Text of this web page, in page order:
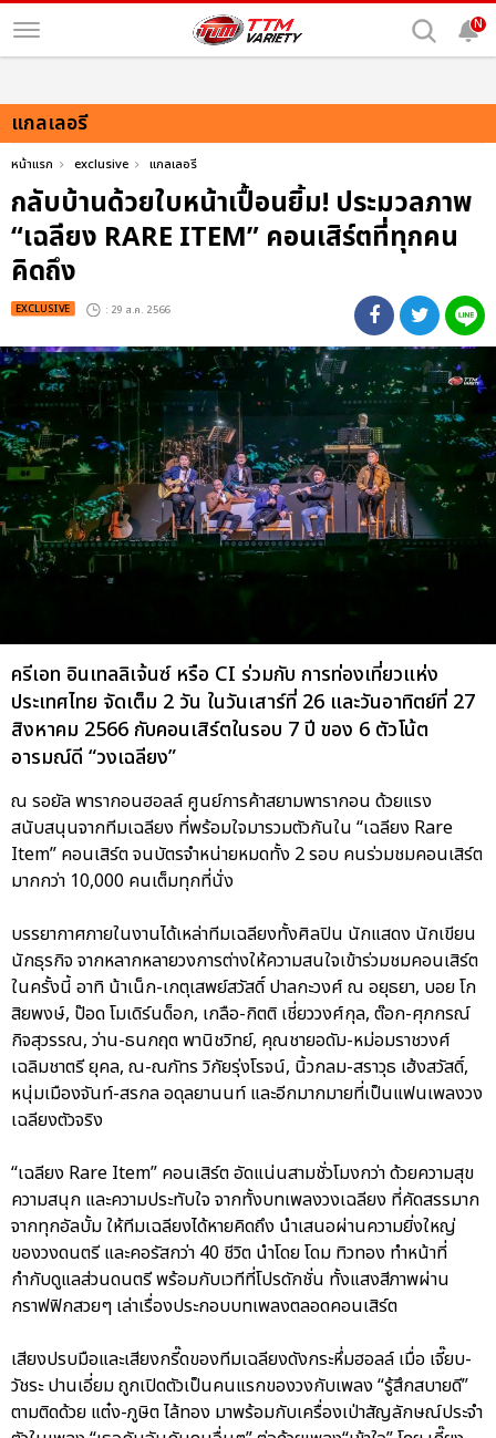
N
แกลเลอรี
หน้าแรก exclusive แกลเลอรี
กลับบ้านด้วยใบหน้าเปื้อนยิ้ม! ประมวลภาพ
“เฉลียง RARE ITEM” คอนเสิร์ตที่ทุกคน
คิดถึง
EXCLUSIVE : 29 ส.ค. 2566
ครีเอท อินเทลลิเจ้นซ์ หรือ CI ร่วมกับ การท่องเที่ยวแห่ง
ประเทศไทย จัดเต็ม 2 วัน ในวันเสาร์ที่ 26 และวันอาทิตย์ที่ 27
สิงหาคม 2566 กับคอนเสิร์ตในรอบ 7 ปี ของ 6 ตัวโน้ต
อารมณ์ดี “วงเฉลียง”
ณ รอยัล พารากอนฮอลล์ ศูนย์การค้าสยามพารากอน ด้วยแรง
สนับสนุนจากทีมเฉลียง ที่พร้อมใจมารวมตัวกันใน “เฉลียง Rare
Item” คอนเสิร์ต จนบัตรจำหน่ายหมดทั้ง 2 รอบ คนร่วมชมคอนเสิร์ต
มากกว่า 10,000 คนเต็มทุกที่นั่ง
บรรยากาศภายในงานได้เหล่าทีมเฉลียงทั้งศิลปิน นักแสดง นักเขียน
นักธุรกิจ จากหลากหลายวงการต่างให้ความสนใจเข้าร่วมชมคอนเสิร์ต
ในครั้งนี้ อาทิ น้าเน็ก-เกตุเสพย์สวัสดิ์ ปาลกะวงศ์ ณ อยุธยา, บอย โก
สิยพงษ์, ป๊อด โมเดิร์นด็อก, เกลือ-กิตติ เชี่ยววงศ์กุล, ต๊อก-ศุภกรณ์
กิจสุวรรณ, ว่าน-ธนกฤต พานิชวิทย์, คุณชายอดัม-หม่อมราชวงศ์
เฉลิมชาตรี ยุคล, ณ-ณภัทร วิกัยรุ่งโรจน์, นิ้วกลม-สราวุธ เฮ้งสวัสดิ์,
หนุ่มเมืองจันท์-สรกล อดุลยานนท์ และอีกมากมายที่เป็นแฟนเพลงวง
เฉลียงตัวจริง
“เฉลียง Rare Item” คอนเสิร์ต อัดแน่นสามชั่วโมงกว่า ด้วยความสุข
ความสนุก และความประทับใจ จากทั้งบทเพลงวงเฉลียง ที่คัดสรรมาก
จากทุกอัลบั้ม ให้ทีมเฉลียงได้หายคิดถึง นำเสนอผ่านความยิ่งใหญ่
ของวงดนตรี และคอรัสกว่า 40 ชีวิต นำโดย โดม ทิวทอง ทำหน้าที่
กำกับดูแลส่วนดนตรี พร้อมกับเวทีที่โปรดักชั่น ทั้งแสงสีภาพผ่าน
กราฟฟิกสวยๆ เล่าเรื่องประกอบบทเพลงตลอดคอนเสิร์ต
เสียงปรบมือและเสียงกรี๊ดของทีมเฉลียงดังกระหึ่มฮอลล์ เมื่อ เจี๊ยบ-
วัชระ ปานเอี่ยม ถูกเปิดตัวเป็นคนแรกของวงกับเพลง “รู้สึกสบายดี”
ตามติดด้วย แต๋ง-ภูษิต ไล้ทอง มาพร้อมกับเครื่องเป่าสัญลักษณ์ประจำ